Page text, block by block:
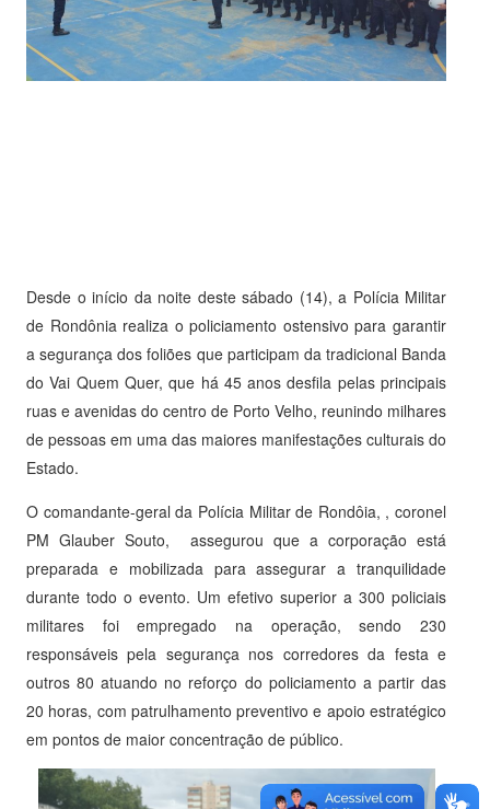
Desde o início da noite deste sábado (14), a Polícia Militar
de Rondônia realiza o policiamento ostensivo para garantir
a segurança dos foliões que participam da tradicional Banda
do Vai Quem Quer, que há 45 anos desfila pelas principais
ruas e avenidas do centro de Porto Velho, reunindo milhares
de pessoas em uma das maiores manifestações culturais do
Estado.
O comandante-geral da Polícia Militar de Rondôia, , coronel
PM Glauber Souto, assegurou que a corporação está
preparada e mobilizada para assegurar a tranquilidade
durante todo o evento. Um efetivo superior a 300 policiais
militares foi empregado na operação, sendo 230
responsáveis pela segurança nos corredores da festa e
outros 80 atuando no reforço do policiamento a partir das
20 horas, com patrulhamento preventivo e apoio estratégico
em pontos de maior concentração de público.